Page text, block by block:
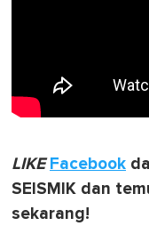
LIKE Facebook
SEISMIK dan
sekarang!